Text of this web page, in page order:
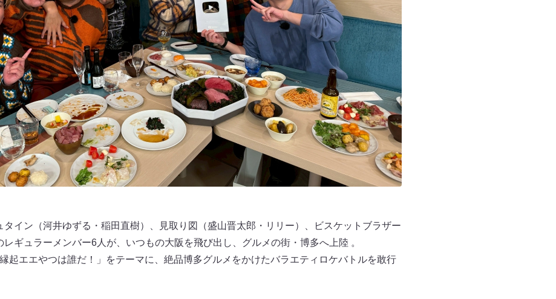
タイン（河井ゆずる・稲田直樹）、見取り図（盛山晋太郎・リリー）、ビスケットブラザー
ギュラーメンバー6人が、いつもの大阪を飛び出し、グルメの街・博多へ上陸 。
起エエやつは誰だ！」をテーマに、絶品博多グルメをかけたバラエティロケバトルを敢行